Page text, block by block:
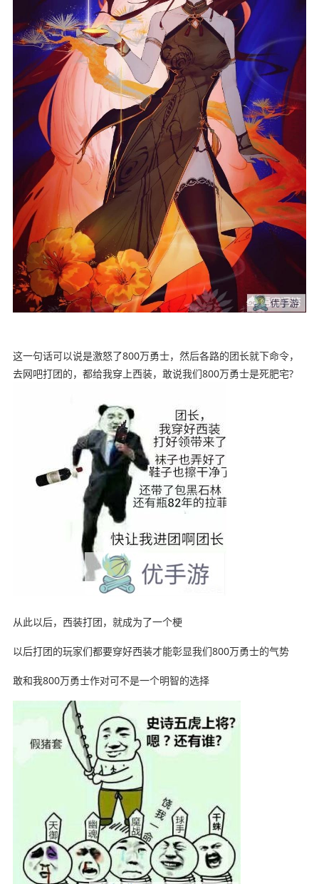
这一句话可以说是激怒了800万勇士，然后各路的团长就下命令，
去网吧打团的，都给我穿上西装，敢说我们800万勇士是死肥宅?
从此以后，西装打团，就成为了一个梗
以后打团的玩家们都要穿好西装才能彰显我们800万勇士的气势
敢和我800万勇士作对可不是一个明智的选择